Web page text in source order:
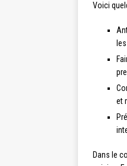
Voici
et
Dans le